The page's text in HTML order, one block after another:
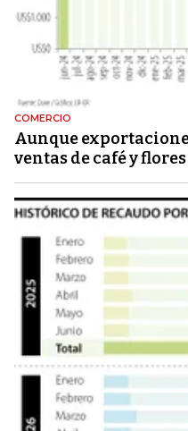
COMERCIO
Aunque
ventas de café y